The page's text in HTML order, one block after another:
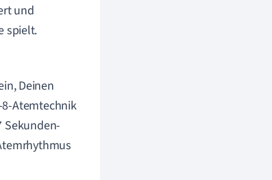
und
spielt.
Deinen
Atemtechnik
Sekunden-